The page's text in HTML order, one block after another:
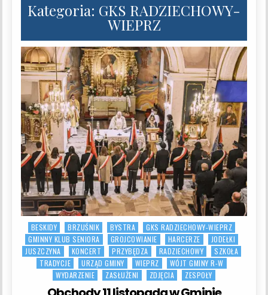
Kategoria: GKS RADZIECHOWY-
WIEPRZ
Posted in
BESKIDY BRZUŚNIK BYSTRA
GKS RADZIECHOWY-WIEPRZ
GMINNY KLUB SENIORA
GROJCOWIANIE HARCERZE
JODEŁKI
JUSZCZYNA
KONCERT PRZYBĘDZA RADZIECHOWY
SZKOŁA
TRADYCJE
URZĄD GMINY WIEPRZ
WÓJT GMINY R-W
WYDARZENIE
ZASŁUŻENI ZDJĘCIA ZESPOŁY